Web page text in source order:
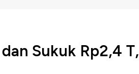
Sukuk Rp2,4 T,